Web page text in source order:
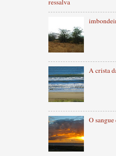
ressalva
A crista
O